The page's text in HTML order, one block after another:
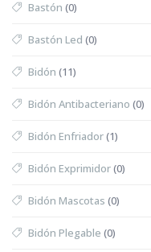
Bastón (0)
Bastón Led (0)
Bidón (11)
Bidón Antibacteriano (0)
Bidón Enfriador(1)
Bidón Exprimidor(0)
Bidón Mascotas (0)
Bidón Plegable (0)